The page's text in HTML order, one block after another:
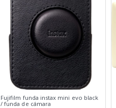
Fujifilm funda instax mini evo black
/ funda de cámara